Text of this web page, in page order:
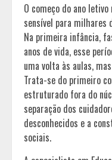
O começo do ano
sensível para
Na primeira infância,
anos de vida, esse
uma volta às aulas,
Trata-se do primeiro
estruturado fora do
separação dos
desconhecidos e a
sociais.